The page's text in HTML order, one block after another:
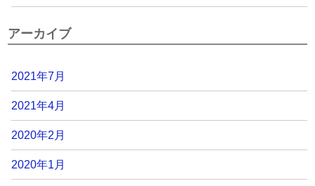
アーカイブ
2021年7月
2021年4月
2020年2月
2020年1月